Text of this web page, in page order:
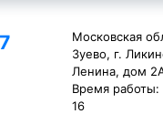
Московская
Зуево, г.
Ленина, дом
Время работы:
16